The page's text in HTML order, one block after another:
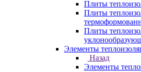
Плиты
Плиты
Плиты
Элементы
Назад
Элементы